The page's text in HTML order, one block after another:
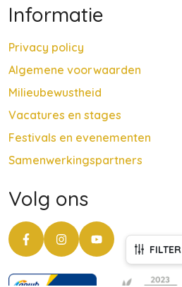
FILTER
Informatie
Privacy policy
Algemene voorwaarden
Milieubewustheid
Vacatures en stages
Festivals en evenementen
Samenwerkingspartners
Volg ons